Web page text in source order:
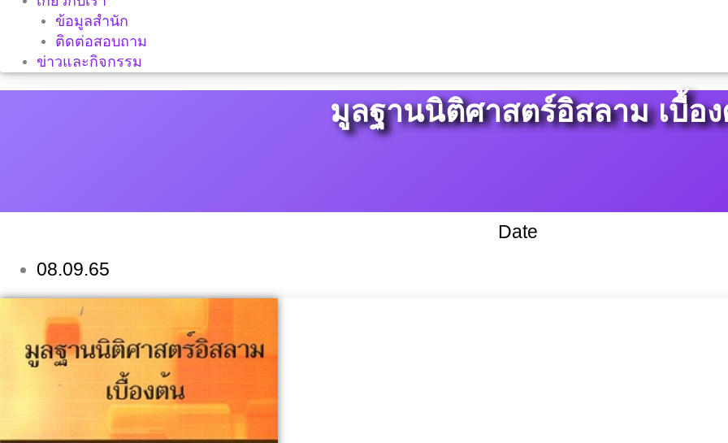
ข้อมูลสำนัก
ติดต่อสอบถาม
ข่าวและกิจกรรม
มูลฐานนิติศาสตร์อิสลาม เบื้อ
Date
08.09.65